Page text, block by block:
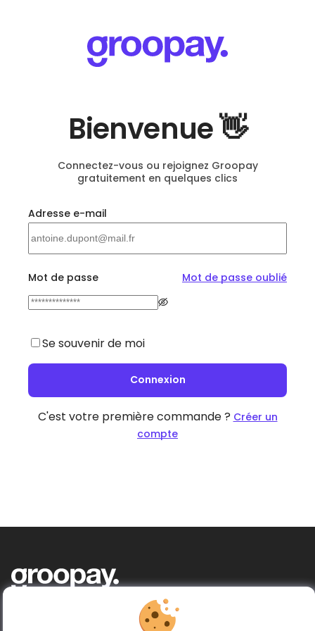
Bienvenue 👋
Connectez-vous ou rejoignez Groopay
gratuitement en quelques clics
Adresse e-mail
Mot de passe Mot de passe oublié
Se souvenir de moi
Connexion
C'est votre première commande ? Créer un
compte
Acheter ensemble, donner plus